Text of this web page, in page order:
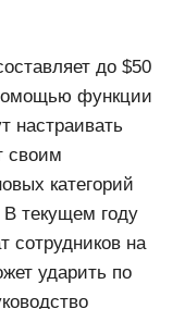
до $50
функции
настраивать
своим
категорий
текущем году
сотрудников на
ударить по